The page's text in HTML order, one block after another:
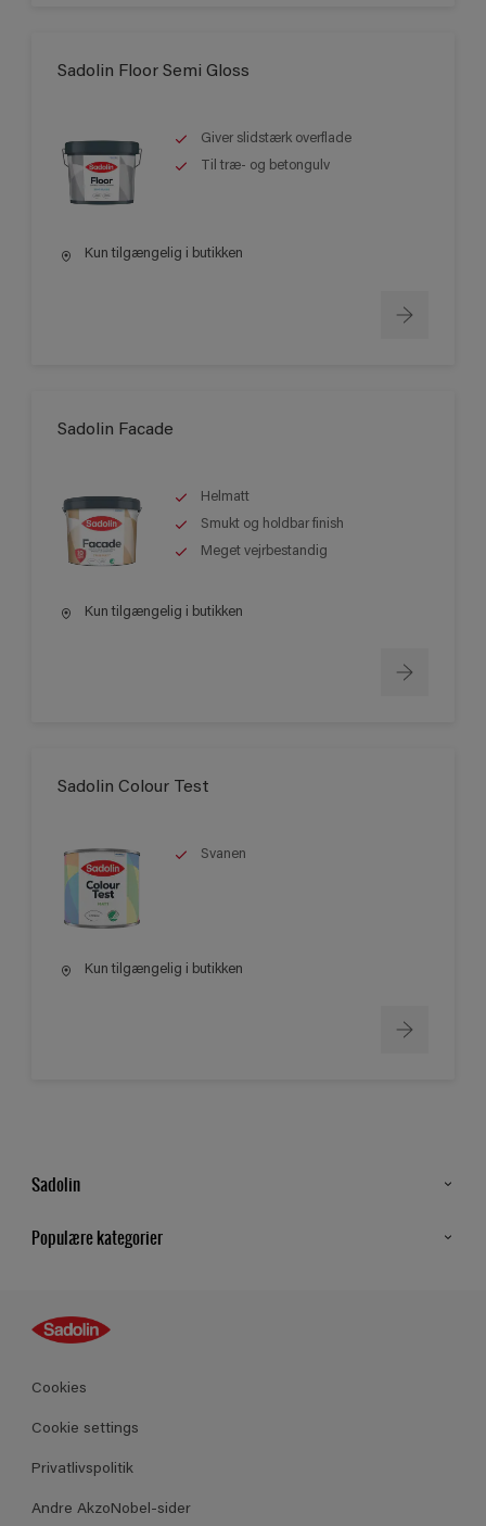
Sadolin Floor Semi Gloss
Giver slidstærk overflade
Til træ- og betongulv
Kun tilgængelig i butikken
Sadolin Facade
Helmatt
Smukt og holdbar finish
Meget vejrbestandig
Kun tilgængelig i butikken
Sadolin Colour Test
Svanen
Kun tilgængelig i butikken
Sadolin
Populære kategorier
Guides
Farver
Produkter
Cookies
Cookie settings
Privatlivspolitik
Andre AkzoNobel-sider